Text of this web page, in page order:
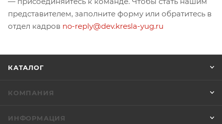
представителем, заполните форму или обратитесь в
отдел кадров no-reply@dev.kresla-yug.ru
КАТАЛОГ
КОМПАНИЯ
ИНФОРМАЦИЯ